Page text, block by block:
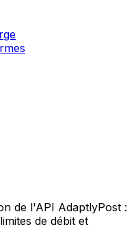
de l'API AdaptlyPost :
de débit et